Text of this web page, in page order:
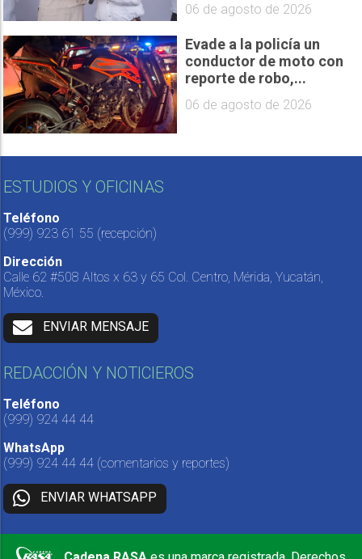
06 de agosto de 2026
Evade a la policía un
conductor de moto con
reporte de robo,...
06 de agosto de 2026
ESTUDIOS Y OFICINAS
Teléfono
(999) 923 61 55 (recepción)
Dirección
Calle 62 #508 Altos x 63 y 65 Col. Centro, Mérida, Yucatán,
México.
ENVIAR MENSAJE
REDACCIÓN Y NOTICIEROS
Teléfono
(999) 924 44 44
WhatsApp
(999) 924 44 44 (comentarios y reportes)
ENVIAR WHATSAPP